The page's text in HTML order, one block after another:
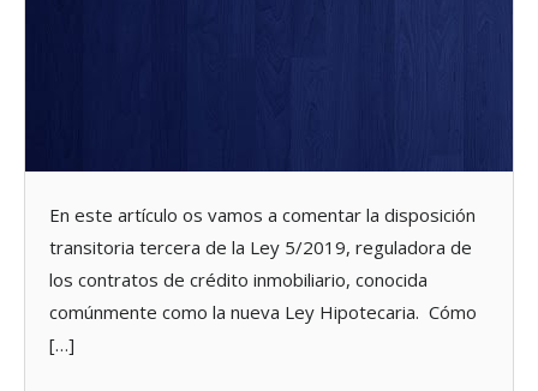
En este artículo os vamos a comentar la disposición
transitoria tercera de la Ley 5/2019, reguladora de
los contratos de crédito inmobiliario, conocida
comúnmente como la nueva Ley Hipotecaria. Cómo
[…]